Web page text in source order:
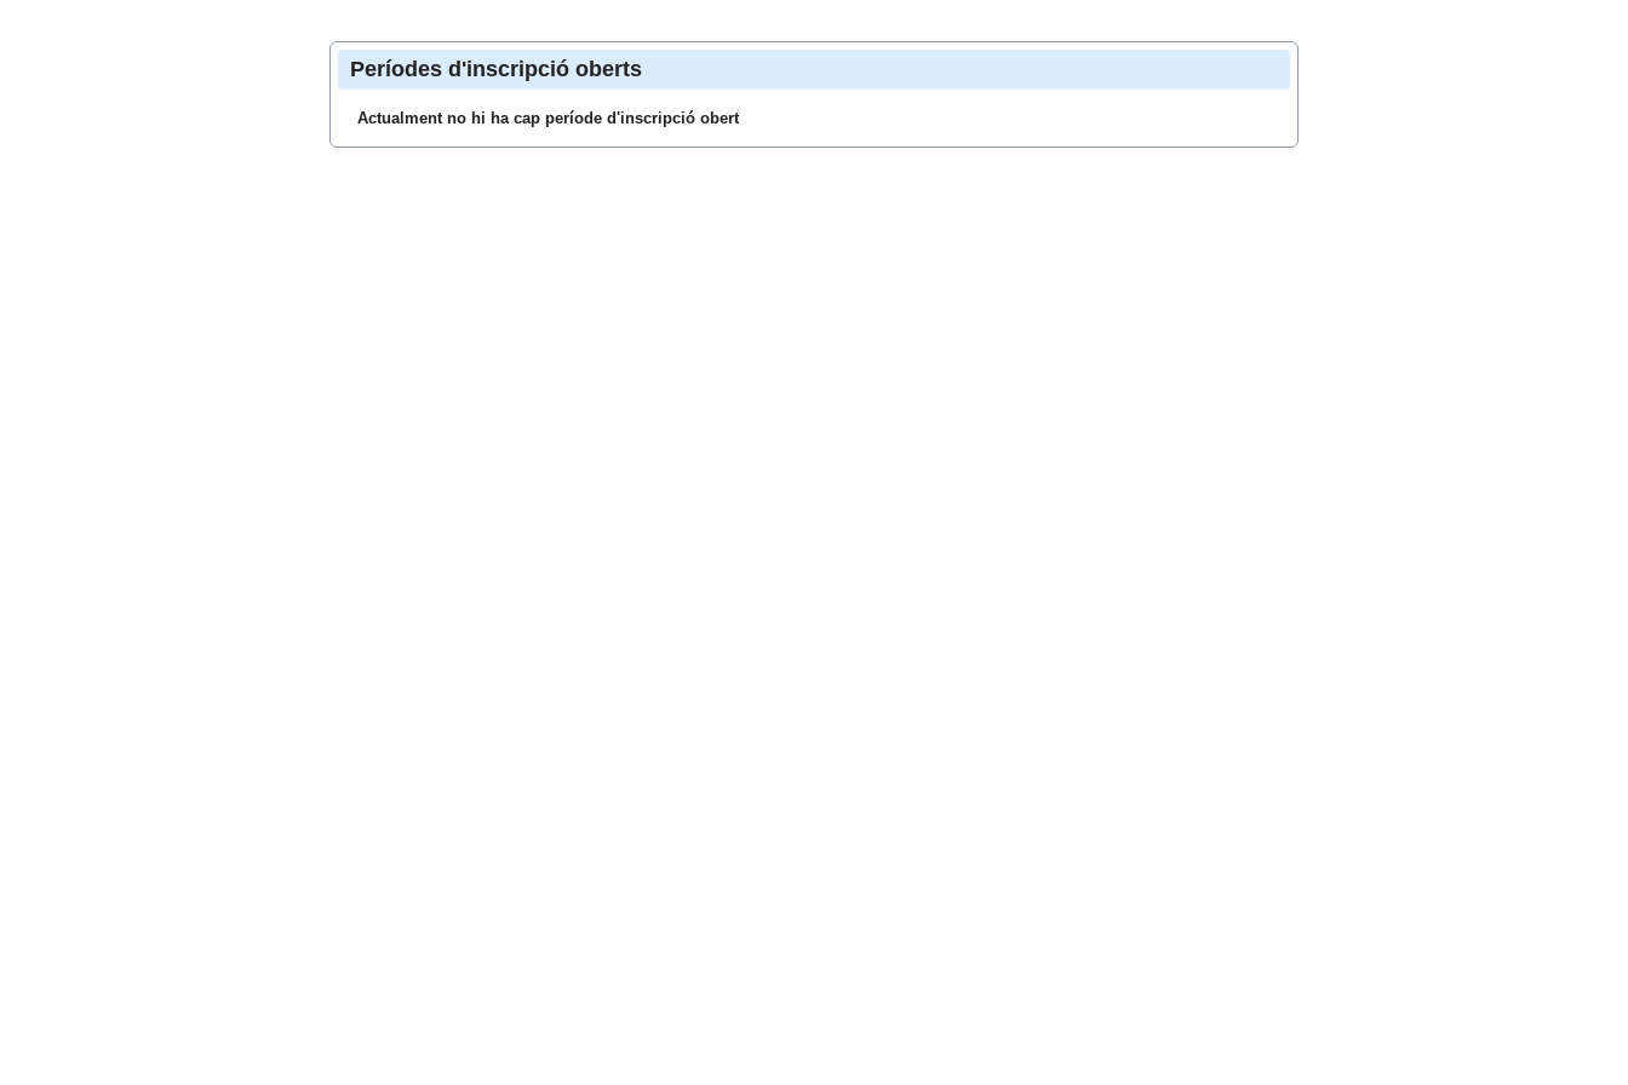
Períodes d'inscripció oberts
Actualment no hi ha cap període d'inscripció obert